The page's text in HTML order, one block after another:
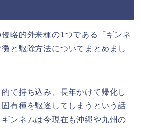
略的外来種の1つである「ギンネ
と駆除方法についてまとめまし
で持ち込み、長年かけて帰化し
有種を駆逐してしまうという話
ンネムは今現在も沖縄や九州の